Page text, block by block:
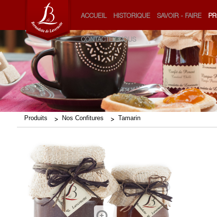
ACCUEIL HISTORIQUE SAVOIR - FAIRE
CONTACTEZ-NOUS
Produits Nos Confitures Tamarin